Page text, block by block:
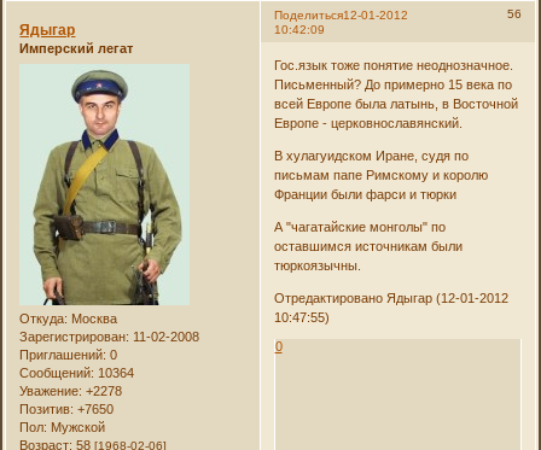
Поделиться 56
12-01-2012
10:42:09
Ядыгар
Имперский легат
Откуда: Москва
Зарегистрирован: 11-02-2008
Приглашений: 0
Сообщений: 10364
Уважение: +2278
Позитив: +7650
Пол: Мужской
Возраст: 58[1968-02-06]
Гос.язык тоже понятие неоднозначное.
Письменный? До примерно 15 века по
всей Европе была латынь, в Восточной
Европе - церковнославянский.
В хулагуидском Иране, судя по
письмам папе Римскому и королю
Франции были фарси и тюрки
А "чагатайские монголы" по
оставшимся источникам были
тюркоязычны.
Отредактировано Ядыгар (12-01-2012
10:47:55)
0